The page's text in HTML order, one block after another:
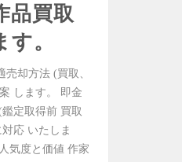
品買取
。
却方法 (買取、
します。 即金
定取得前 買取
応 いたしま
気度と価値 作家